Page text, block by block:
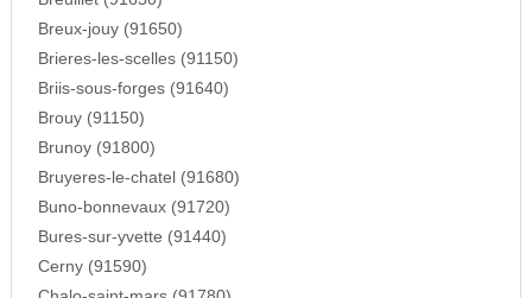
Breux-jouy (91650)
Brieres-les-scelles (91150)
Briis-sous-forges (91640)
Brouy (91150)
Brunoy (91800)
Bruyeres-le-chatel (91680)
Buno-bonnevaux (91720)
Bures-sur-yvette (91440)
Cerny (91590)